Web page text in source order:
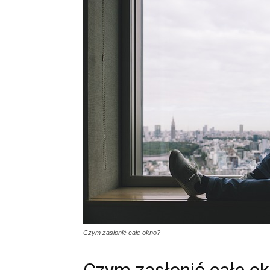
Czym zasłonić całe okno?